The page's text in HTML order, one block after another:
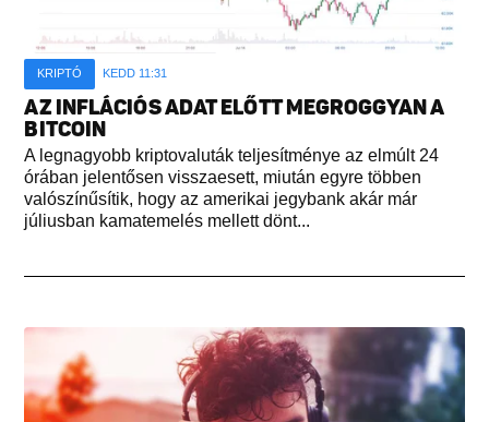
KRIPTÓ KEDD 11:31
AZ INFLÁCIÓS ADAT ELŐTT MEGROGGYAN A
BITCOIN
A legnagyobb kriptovaluták teljesítménye az elmúlt 24
órában jelentősen visszaesett, miután egyre többen
valószínűsítik, hogy az amerikai jegybank akár már
júliusban kamatemelés mellett dönt...